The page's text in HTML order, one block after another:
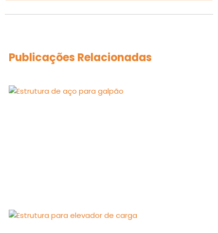
Publicações Relacionadas